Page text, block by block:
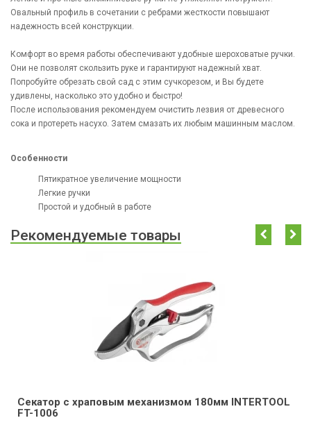
Овальный профиль в сочетании с ребрами жесткости повышают
надежность всей конструкции.
Комфорт во время работы обеспечивают удобные шероховатые ручки.
Они не позволят скользить руке и гарантируют надежный хват.
Попробуйте обрезать свой сад с этим сучкорезом, и Вы будете
удивлены, насколько это удобно и быстро!
После использования рекомендуем очистить лезвия от древесного
сока и протереть насухо. Затем смазать их любым машинным маслом.
Особенности
Пятикратное увеличение мощности
Легкие ручки
Простой и удобный в работе
Рекомендуемые товары
Секатор с храповым механизмом 180мм INTERTOOL
FT-1006